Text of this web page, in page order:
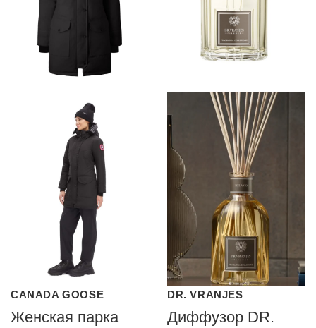
CANADA GOOSE
Женская парка
DR. VRANJES
Диффузор DR.